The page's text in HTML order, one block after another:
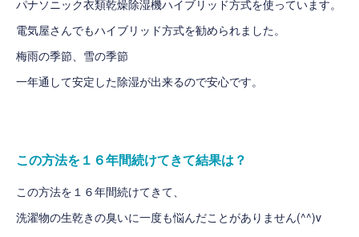
パナソニック衣類乾燥除湿機ハイブリッド方式を使っています。
電気屋さんでもハイブリッド方式を勧められました。
梅雨の季節、雪の季節
一年通して安定した除湿が出来るので安心です。
この方法を１６年間続けてきて結果は？
この方法を１６年間続けてきて、
洗濯物の生乾きの臭いに一度も悩んだことがありません(^^)v